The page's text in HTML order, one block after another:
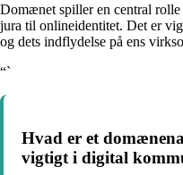
Domænet spiller en central
jura til onlineidentitet. Det er
og dets indflydelse på ens
“`
Hvad er et
vigtigt i digital